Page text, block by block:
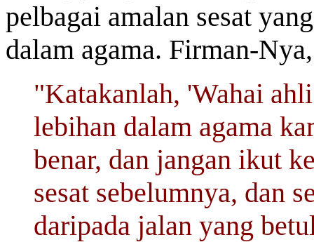
pelbagai amalan sesat
dalam agama. Firman-Nya,
"Katakanlah, 'Wahai
lebihan dalam agama
benar, dan jangan ikut
sesat sebelumnya, dan
daripada jalan yang